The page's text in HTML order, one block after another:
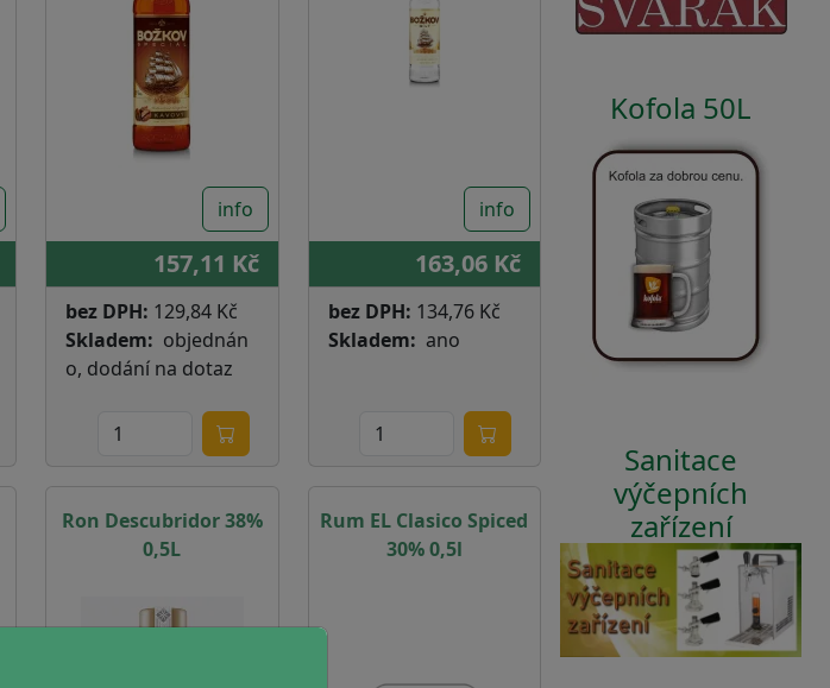
info
157,11 Kč
bez DPH: 129,84 Kč
Skladem
objednán
o, dodání na dotaz
info
163,06 Kč
bez DPH: 134,76 Kč
Skladem
ano
Ron Descubridor 38%
0,5L
Rum EL Clasico Spiced
30% 0,5l
Kofola 50L
Sanitace
výčepních
zařízení